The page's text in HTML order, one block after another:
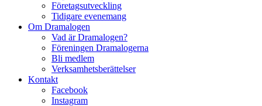
Företagsutveckling
Tidigare evenemang
Om Dramalogen
Vad är Dramalogen?
Föreningen Dramalogerna
Bli medlem
Verksamhetsberättelser
Kontakt
Facebook
Instagram